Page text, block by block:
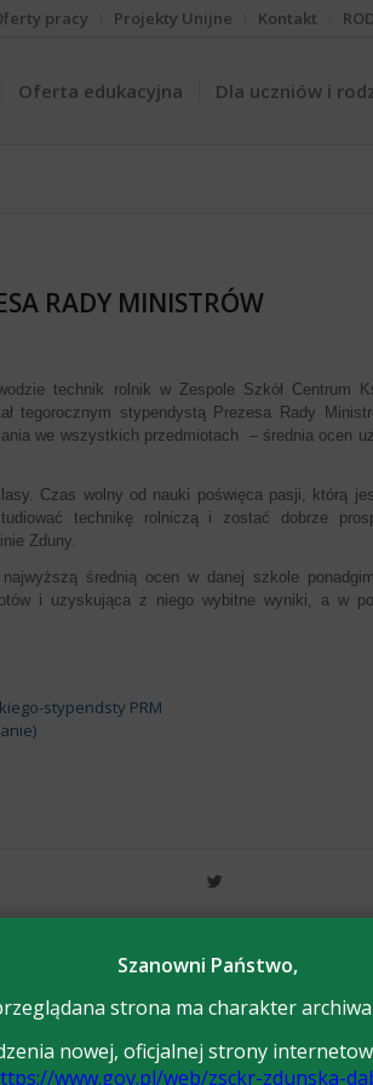
pracy Projekty Unijne Kontakt
Oferta edukacyjna Dla uczniów i
RADY MINISTRÓW
technik rolnik w Zespole Szkół Centrum
tegorocznym stypendystą Prezesa Rady
we wszystkich przedmiotach – średnia ocen
Czas wolny od nauki poświęca pasji, którą
technikę rolniczą i zostać dobrze
Zduny.
średnią ocen w danej szkole
i uzyskująca z niego wybitne wyniki, a w
Szanowni Państwo,
strona ma charakter
nowej, oficjalnej strony
www.gov.pl/web/zsckr-zdunska-